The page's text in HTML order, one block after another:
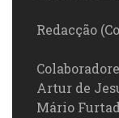
Redacção
Artur de
Mário